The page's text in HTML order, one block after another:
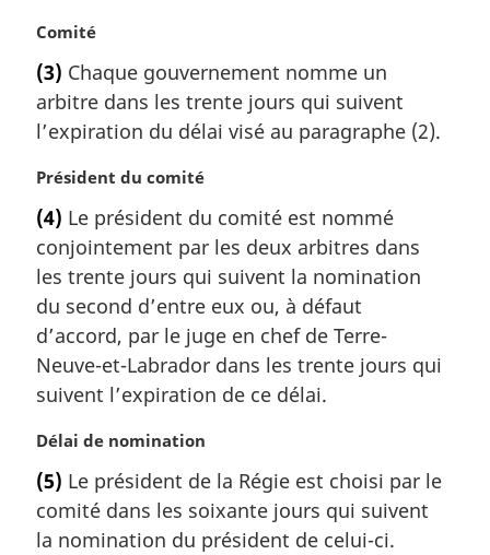
e
N
t
e
m
r
i
n
a
e
:
Comité
(3) Chaque gouvernement nomme un
arbitre dans les trente jours qui suivent
l’expiration du délai visé au paragraphe (2).
N
t
e
m
a
g
i
n
l
:
Président du comité
(4) Le président du comité est nommé
conjointement par les deux arbitres dans
les trente jours qui suivent la nomination
du second d’entre eux ou, à défaut
d’accord, par le juge en chef de Terre-
Neuve-et-Labrador dans les trente jours qui
suivent l’expiration de ce délai.
N
t
e
m
Délai de nomination
(5) Le président de la Régie est choisi par le
comité dans les soixante jours qui suivent
la nomination du président de celui-ci.